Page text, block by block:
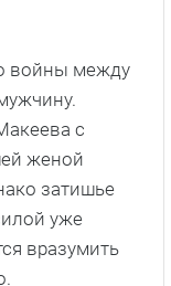
войны между
с
женой
затишье
уже
вразумить